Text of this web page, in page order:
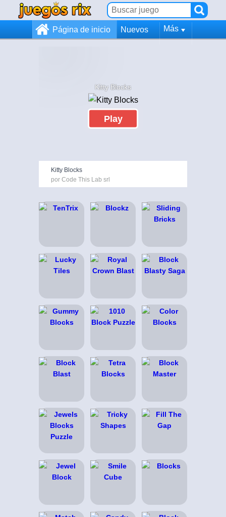
Página de inicio Nuevos Más
Kitty Blocks
Play
Kitty Blocks
por Code This Lab srl